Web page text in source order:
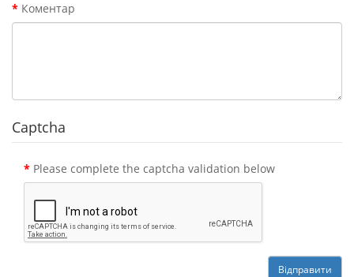
Коментар
Captcha
Please complete the captcha validation below
Відправити